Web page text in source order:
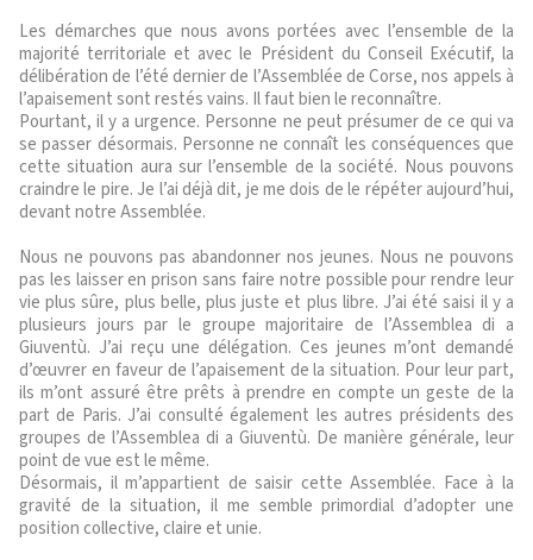
Les démarches que nous avons portées avec l’ensemble de la
majorité territoriale et avec le Président du Conseil Exécutif, la
délibération de l’été dernier de l’Assemblée de Corse, nos appels à
l’apaisement sont restés vains. Il faut bien le reconnaître.
Pourtant, il y a urgence. Personne ne peut présumer de ce qui va
se passer désormais. Personne ne connaît les conséquences que
cette situation aura sur l’ensemble de la société. Nous pouvons
craindre le pire. Je l’ai déjà dit, je me dois de le répéter aujourd’hui,
devant notre Assemblée.
Nous ne pouvons pas abandonner nos jeunes. Nous ne pouvons
pas les laisser en prison sans faire notre possible pour rendre leur
vie plus sûre, plus belle, plus juste et plus libre. J’ai été saisi il y a
plusieurs jours par le groupe majoritaire de l’Assemblea di a
Giuventù. J’ai reçu une délégation. Ces jeunes m’ont demandé
d’œuvrer en faveur de l’apaisement de la situation. Pour leur part,
ils m’ont assuré être prêts à prendre en compte un geste de la
part de Paris. J’ai consulté également les autres présidents des
groupes de l’Assemblea di a Giuventù. De manière générale, leur
point de vue est le même.
Désormais, il m’appartient de saisir cette Assemblée. Face à la
gravité de la situation, il me semble primordial d’adopter une
position collective, claire et unie.